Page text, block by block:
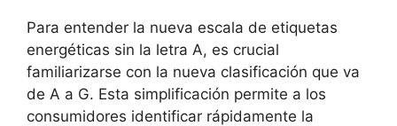
Para entender la nueva escala de etiquetas
energéticas sin la letra A, es crucial
familiarizarse con la nueva clasificación que va
de A a G. Esta simplificación permite a los
consumidores identificar rápidamente la